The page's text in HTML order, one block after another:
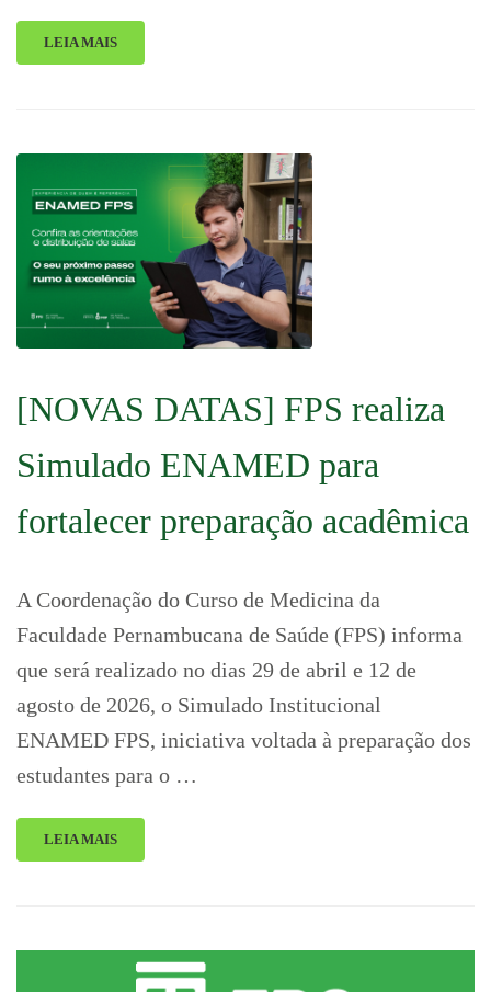
LEIA MAIS
[NOVAS DATAS] FPS realiza
Simulado ENAMED para
fortalecer preparação acadêmica
A Coordenação do Curso de Medicina da
Faculdade Pernambucana de Saúde (FPS) informa
que será realizado no dias 29 de abril e 12 de
agosto de 2026, o Simulado Institucional
ENAMED FPS, iniciativa voltada à preparação dos
estudantes para o …
LEIA MAIS